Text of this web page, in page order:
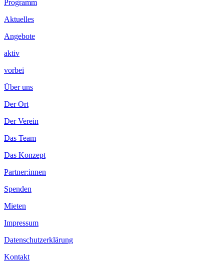
Programm
Aktuelles
Angebote
aktiv
vorbei
Über uns
Der Ort
Der Verein
Das Team
Das Konzept
Partner:innen
Spenden
Mieten
Impressum
Datenschutzerklärung
Kontakt